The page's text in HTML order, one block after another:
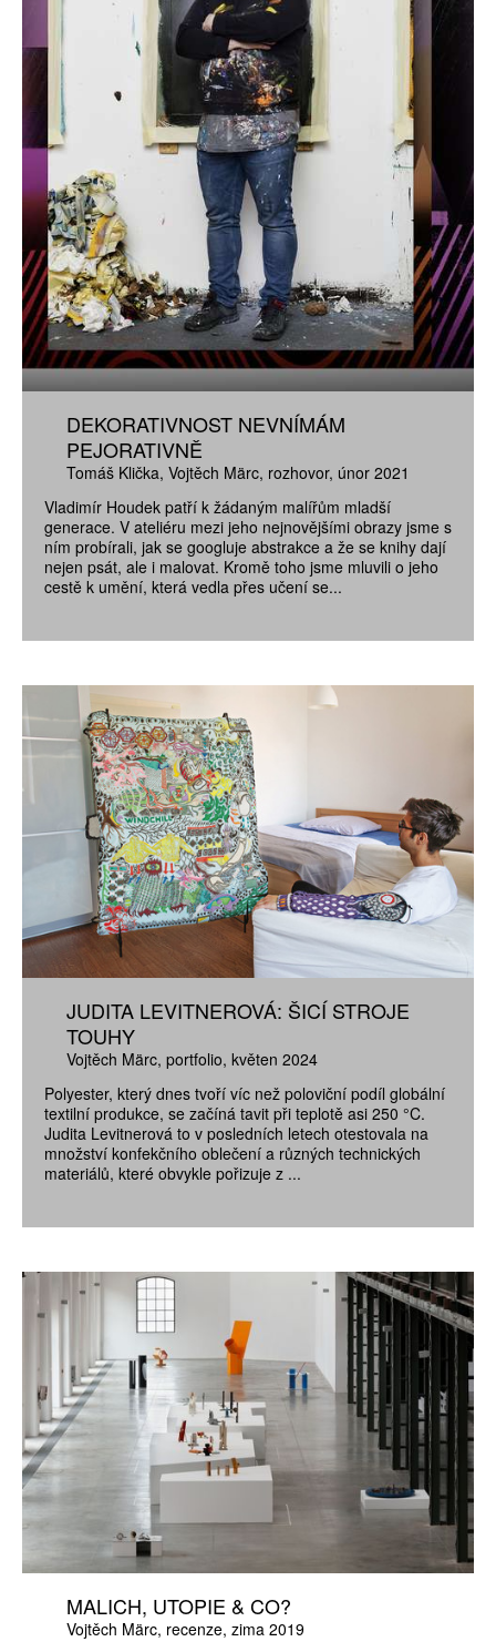
DEKORATIVNOST NEVNÍMÁM
PEJORATIVNĚ
Tomáš Klička Vojtěch Märc rozhovor únor 2021
Vladimír Houdek patří k žádaným malířům mladší
generace. V ateliéru mezi jeho nejnovějšími obrazy jsme s
ním probírali, jak se googluje abstrakce a že se knihy dají
nejen psát, ale i malovat. Kromě toho jsme mluvili o jeho
cestě k umění, která vedla přes učení se...
JUDITA LEVITNEROVÁ: ŠICÍ STROJE
TOUHY
Vojtěch Märc portfolio květen 2024
Polyester, který dnes tvoří víc než poloviční podíl globální
textilní produkce, se začíná tavit při teplotě asi 250 °C.
Judita Levitnerová to v posledních letech otestovala na
množství konfekčního oblečení a různých technických
materiálů, které obvykle pořizuje z ...
MALICH, UTOPIE & CO?
Vojtěch Märc recenze zima 2019